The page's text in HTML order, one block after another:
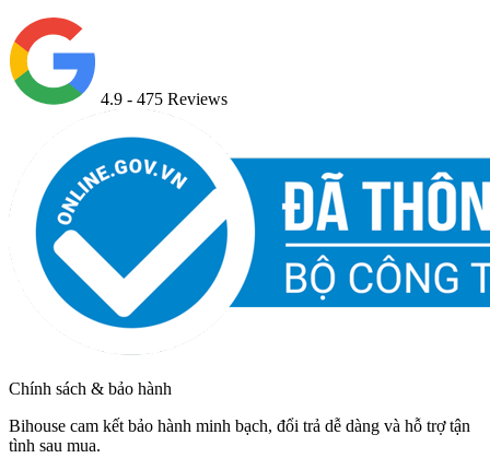
4.9 - 475 Reviews
Chính sách & bảo hành
Bihouse cam kết bảo hành minh bạch, đổi trả dễ dàng và hỗ trợ tận
tình sau mua.